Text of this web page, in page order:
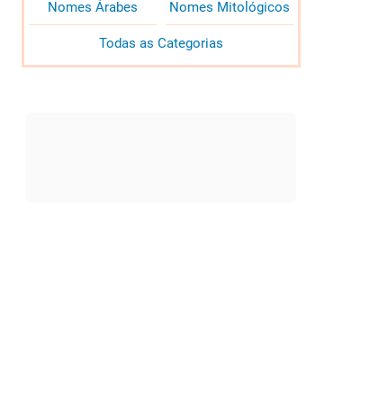
Nomes Árabes Nomes Mitológicos
Todas as Categorias